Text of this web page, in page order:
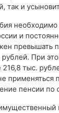
так и
необходимо
и
превышать
рублей. При
216,8 тыс.
применяться
пенсии по